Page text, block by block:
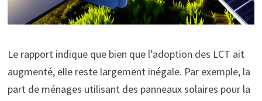
Le rapport indique que bien que l’adoption des LCT ait
augmenté, elle reste largement inégale. Par exemple, la
part de ménages utilisant des panneaux solaires pour la